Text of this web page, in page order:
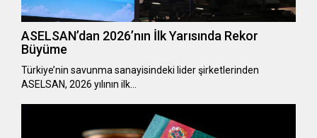
ASELSAN’dan 2026’nın İlk Yarısında Rekor
Büyüme
Türkiye’nin savunma sanayisindeki lider şirketlerinden
ASELSAN, 2026 yılının ilk…